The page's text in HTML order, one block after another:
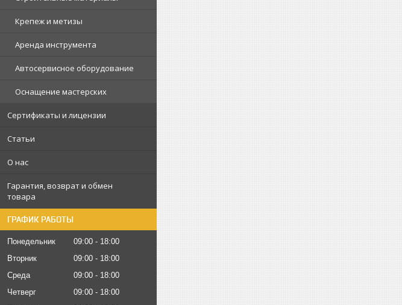
Крепеж и метизы
Аренда инструмента
Автосервисное оборудование
Оснащение мастерских
Сертификаты и лицензии
Статьи
О нас
Гарантия, возврат и обмен
товара
ГРАФИК РАБОТЫ
Понедельник 09:00
18:00
Вторник
09:00
18:00
Среда
09:00
18:00
Четверг
09:00
18:00